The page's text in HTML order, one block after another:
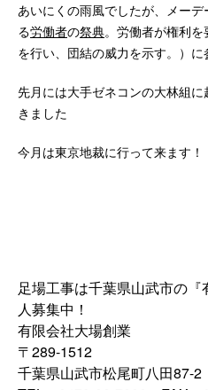
あいにくの雨風でしたが、メーデ
る労働者の祭典。労働者が権利
を行い、団結の威力を示す。）に
先月には大手ゼネコンの大林組
きました
今月は東京地裁に行って来ます！
足場工事は千葉県山武市の
人募集中！
有限会社大場創業
〒289-1512
千葉県山武市松尾町八田87-2